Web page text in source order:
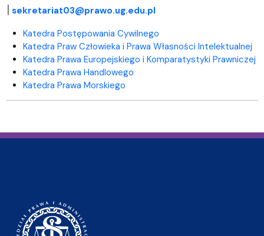
| sekretariat03@prawo.ug.edu.pl
Katedra Postępowania Cywilnego
Katedra Praw Człowieka i Prawa Własności Intelektualnej
Katedra Prawa Europejskiego i Komparatystyki Prawniczej
Katedra Prawa Handlowego
Katedra Prawa Morskiego